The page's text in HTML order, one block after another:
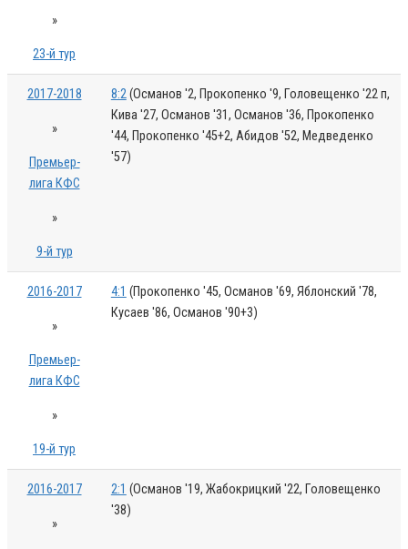
»
23-й тур
2017-2018
»
Премьер-
лига КФС
»
9-й тур
8:2(Османов '2, Прокопенко '9, Головещенко '22 п,
Кива '27, Османов '31, Османов '36, Прокопенко
'44, Прокопенко '45+2, Абидов '52, Медведенко
'57)
2016-2017
»
Премьер-
лига КФС
»
19-й тур
4:1 (Прокопенко '45, Османов '69, Яблонский '78,
Кусаев '86, Османов '90+3)
2016-2017
»
2:1 (Османов '19, Жабокрицкий '22, Головещенко
'38)